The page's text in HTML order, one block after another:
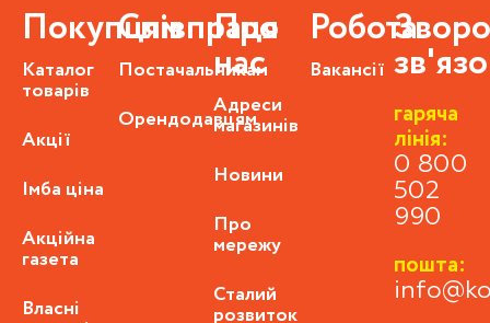
Покупцям
Каталог
товарів
Акції
Імба ціна
Акційна
газета
Власні
Співпраця
Постачальникам
Орендодавцям
Про
нас
Адреси
магазинів
Новини
Про
мережу
Сталий
розвиток
Робота
Вакансії
гаряча
лінія:
0 800
502
990
пошта: